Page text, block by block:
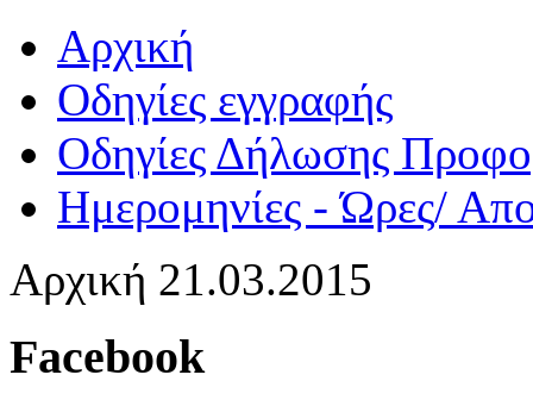
Αρχική
Οδηγίες εγγραφής
Οδηγίες Δήλωσης
Ημερομηνίες - Ώρες/
Αρχική 21.03.2015
Facebook